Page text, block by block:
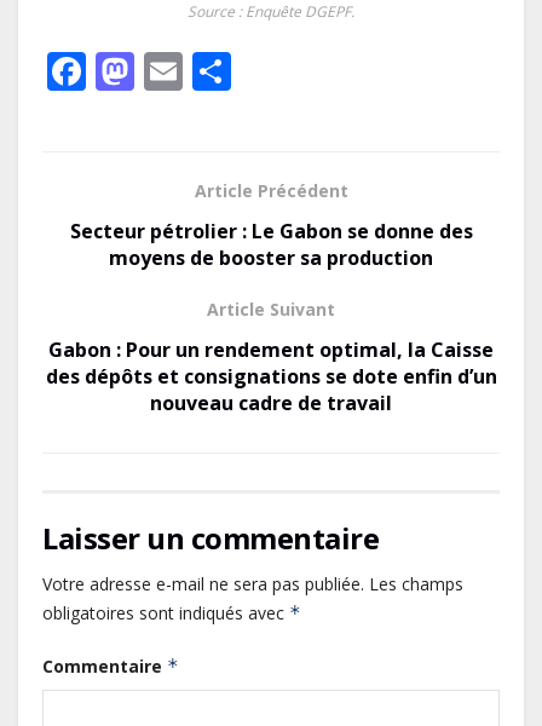
Source : Enquête DGEPF.
F
o
M
o
n
E
g
er
Article Précédent
Secteur pétrolier : Le Gabon se donne des
moyens de booster sa production
Article Suivant
Gabon : Pour un rendement optimal, la Caisse
des dépôts et consignations se dote enfin d’un
nouveau cadre de travail
Laisser un commentaire
Votre adresse e-mail ne sera pas publiée. Les champs
obligatoires sont indiqués avec *
Commentaire *